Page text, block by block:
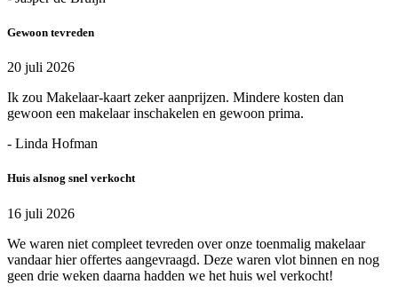
Gewoon tevreden
20 juli 2026
Ik zou Makelaar-kaart zeker aanprijzen. Mindere kosten dan
gewoon een makelaar inschakelen en gewoon prima.
- Linda Hofman
Huis alsnog snel verkocht
16 juli 2026
We waren niet compleet tevreden over onze toenmalig makelaar
vandaar hier offertes aangevraagd. Deze waren vlot binnen en nog
geen drie weken daarna hadden we het huis wel verkocht!